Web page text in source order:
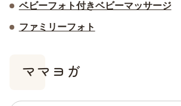
ベビーフォト付きベビーマッサージ
ファミリーフォト
ママヨガ